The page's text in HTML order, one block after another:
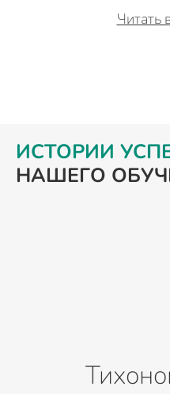
Читать
ИСТОРИИ
НАШЕГО